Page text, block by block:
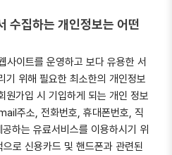
수집하는 개인정보는 어떤
사이트를 운영하고 보다 유용한 서
기 위해 필요한 최소한의 개인정보
원가입 시 기입하게 되는 개인 정보
주소, 전화번호, 휴대폰번호, 직
하는 유료서비스를 이용하시기 위
로 신용카드 및 핸드폰과 관련된